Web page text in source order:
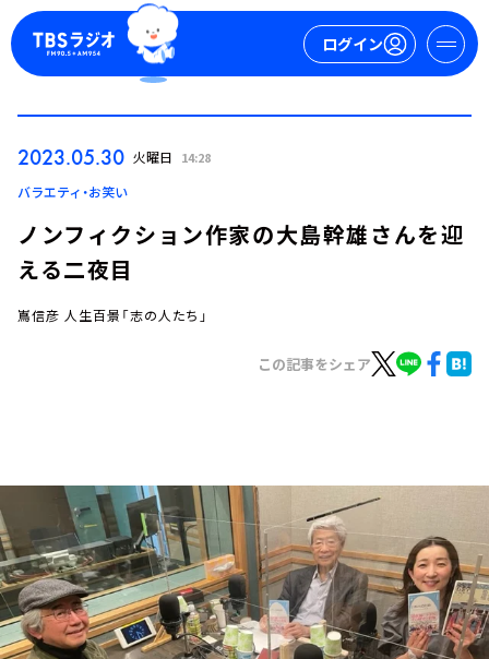
ログイン
ログイン
お知らせ
イベント・グッズ
YouTube
会社情報
2023.05.30 火曜日 14:28
バラエティ・お笑い
ノンフィクション作家の大島幹雄さんを迎
える二夜目
嶌信彦 人生百景「志の人たち」
この記事をシェア